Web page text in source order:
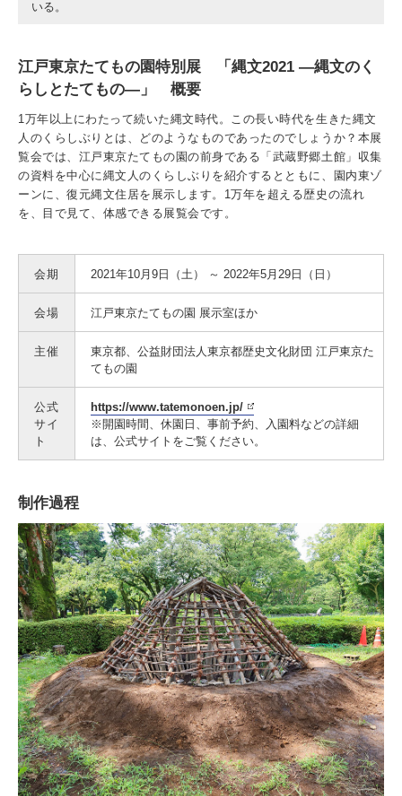
いる。
江戸東京たてもの園特別展 「縄文2021 —縄文のく
らしとたてもの—」 概要
1万年以上にわたって続いた縄文時代。この長い時代を生きた縄文
人のくらしぶりとは、どのようなものであったのでしょうか？本展
覧会では、江戸東京たてもの園の前身である「武蔵野郷土館」収集
の資料を中心に縄文人のくらしぶりを紹介するとともに、園内東ゾ
ーンに、復元縄文住居を展示します。1万年を超える歴史の流れ
を、目で見て、体感できる展覧会です。
会期 2021年10月9日（土） ～ 2022年5月29日（日）
会場 江戸東京たてもの園 展示室ほか
主催
東京都、公益財団法人東京都歴史文化財団 江戸東京た
てもの園
公式
サイ
ト
https://www.tatemonoen.jp/
※開園時間、休園日、事前予約、入園料などの詳細
は、公式サイトをご覧ください。
制作過程